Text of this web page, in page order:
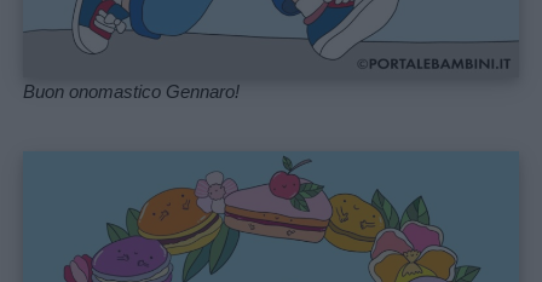
Schede
didattiche
Buon onomastico Gennaro!